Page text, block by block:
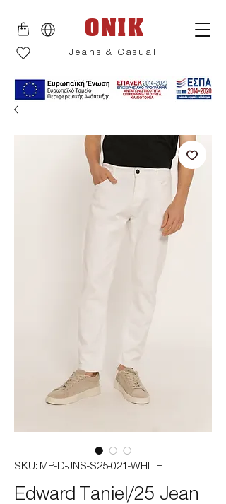
ONIK
Jeans & Casual
SKU: MP-D-JNS-S25-021-WHITE
Edward Taniel/25 Jean